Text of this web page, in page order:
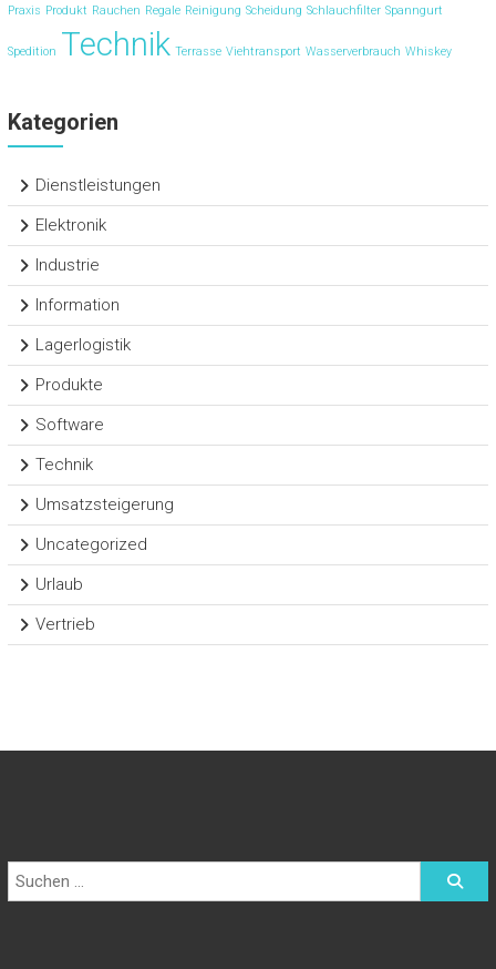
Praxis Produkt Rauchen Regale Reinigung Scheidung Schlauchfilter Spanngurt
Spedition Technik Terrasse Viehtransport Wasserverbrauch Whiskey
Kategorien
Dienstleistungen
Elektronik
Industrie
Information
Lagerlogistik
Produkte
Software
Technik
Umsatzsteigerung
Uncategorized
Urlaub
Vertrieb